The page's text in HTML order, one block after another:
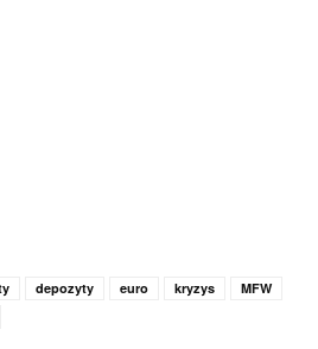
depozyty euro kryzys
MFW